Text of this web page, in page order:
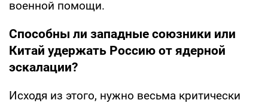
военной помощи.
Способны ли западные союзники или
Китай удержать Россию от ядерной
эскалации?
Исходя из этого, нужно весьма критически